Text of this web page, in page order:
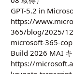
GPT-5.2 in
https://
365/blog/2025/
microsoft-365-
Build 2026 MAI
https://